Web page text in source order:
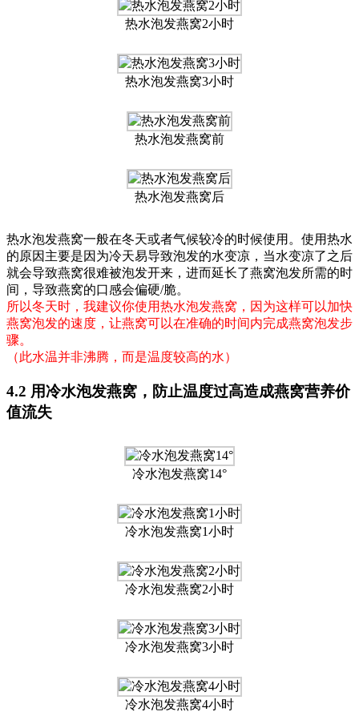
热水泡发燕窝2小时
热水泡发燕窝3小时
热水泡发燕窝前
热水泡发燕窝后
热水泡发燕窝一般在冬天或者气候较冷的时候使用。使用热水
的原因主要是因为冷天易导致泡发的水变凉，当水变凉了之后
就会导致燕窝很难被泡发开来，进而延长了燕窝泡发所需的时
间，导致燕窝的口感会偏硬/脆。
所以冬天时，我建议你使用热水泡发燕窝，因为这样可以加快
燕窝泡发的速度，让燕窝可以在准确的时间内完成燕窝泡发步
骤。
（此水温并非沸腾，而是温度较高的水）
4.2 用冷水泡发燕窝，防止温度过高造成燕窝营养价
值流失
冷水泡发燕窝14°
冷水泡发燕窝1小时
冷水泡发燕窝2小时
冷水泡发燕窝3小时
冷水泡发燕窝4小时